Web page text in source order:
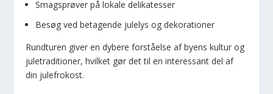
Smagsprøver på lokale delikatesser
Besøg ved betagende julelys og dekorationer
Rundturen giver en dybere forståelse af byens kultur og
juletraditioner, hvilket gør det til en interessant del af
din julefrokost.